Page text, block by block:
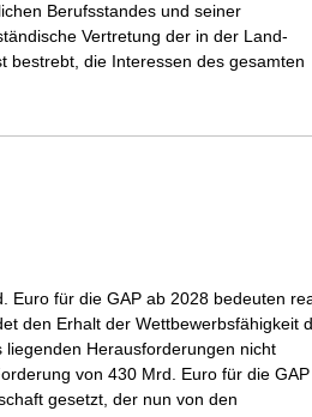
Berufsstandes und seiner
Vertretung der in der Land-
bestrebt, die Interessen des gesamten
Euro für die GAP ab 2028 bedeuten
den Erhalt der Wettbewerbsfähigkeit
Herausforderungen nicht
von 430 Mrd. Euro für die GAP
gesetzt, der nun von den